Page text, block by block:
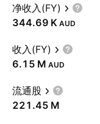
净收入(FY)
‪344.69 K‬ AUD
收入(FY)
‪6.15 M‬ AUD
流通股
‪221.45 M‬